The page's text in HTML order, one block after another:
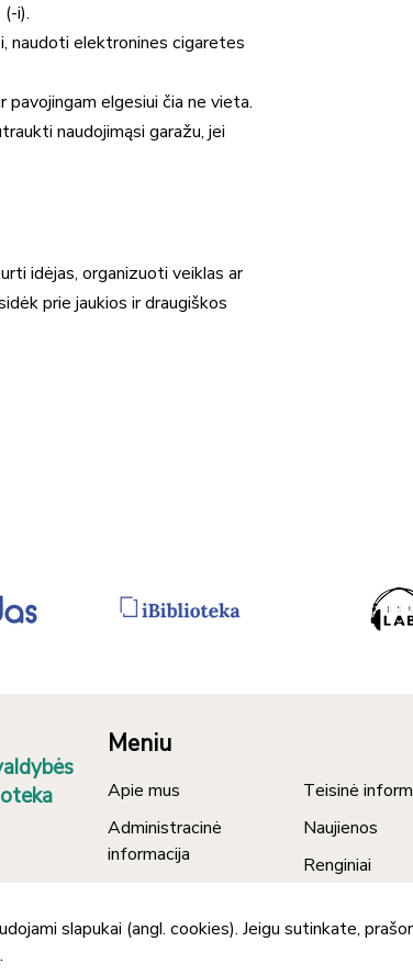
i).
naudoti elektronines cigaretes
elgesiui čia ne vieta.
naudojimąsi garažu, jei
idėjas, organizuoti veiklas ar
prie jaukios ir draugiškos
Meniu
Apie mus
Administracinė
informacija
Kontaktai
Teisinė
Naujienos
Renginiai
apsauga
slapukai (angl. cookies). Jeigu sutinkate,
.